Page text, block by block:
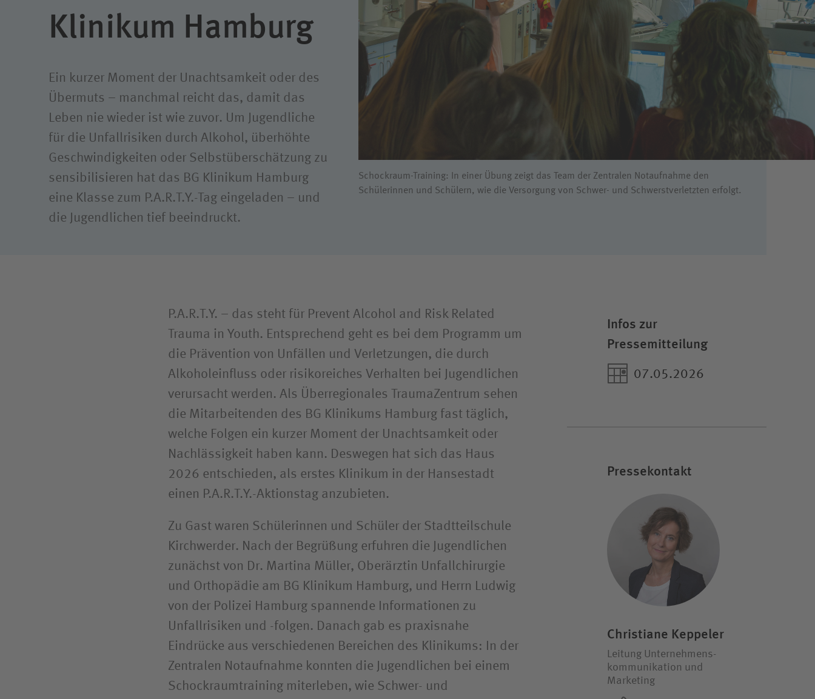
Schockraum-Training: In einer Übung zeigt das Team der Zentralen Notaufnahme den
Schülerinnen und Schülern, wie die Versorgung von Schwer- und Schwerstverletzten erfolgt.
Klinikum Hamburg
Ein kurzer Moment der Unachtsamkeit oder des
Übermuts – manchmal reicht das, damit das
Leben nie wieder ist wie zuvor. Um Jugendliche
für die Unfallrisiken durch Alkohol, überhöhte
Geschwindigkeiten oder Selbstüberschätzung zu
sensibilisieren hat das BG Klinikum Hamburg
eine Klasse zum P.A.R.T.Y.-Tag eingeladen – und
die Jugendlichen tief beeindruckt.
Infos zur
Pressemitteilung
07.05.2026
Pressekontakt
Christiane Keppeler
Leitung Unternehmens­
kommunikation und
Marketing
P.A.R.T.Y. – das steht für Prevent Alcohol and Risk Related
Trauma in Youth. Entsprechend geht es bei dem Programm um
die Prävention von Unfällen und Verletzungen, die durch
Alkoholeinfluss oder risikoreiches Verhalten bei Jugendlichen
verursacht werden. Als Überregionales TraumaZentrum sehen
die Mitarbeitenden des BG Klinikums Hamburg fast täglich,
welche Folgen ein kurzer Moment der Unachtsamkeit oder
Nachlässigkeit haben kann. Deswegen hat sich das Haus
2026 entschieden, als erstes Klinikum in der Hansestadt
einen P.A.R.T.Y.-Aktionstag anzubieten.
Zu Gast waren Schülerinnen und Schüler der Stadtteilschule
Kirchwerder. Nach der Begrüßung erfuhren die Jugendlichen
zunächst von Dr. Martina Müller, Oberärztin Unfallchirurgie
und Orthopädie am BG Klinikum Hamburg, und Herrn Ludwig
von der Polizei Hamburg spannende Informationen zu
Unfallrisiken und -folgen. Danach gab es praxisnahe
Eindrücke aus verschiedenen Bereichen des Klinikums: In der
Zentralen Notaufnahme konnten die Jugendlichen bei einem
Schockraumtraining miterleben, wie Schwer- und